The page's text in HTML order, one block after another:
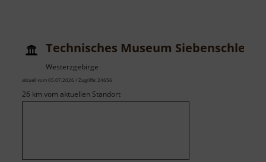
Technisches Museum
Westerzgebirge
aktuell vom 05.07.2026 / Zugriffe: 24656
26 km vom aktuellen Standort